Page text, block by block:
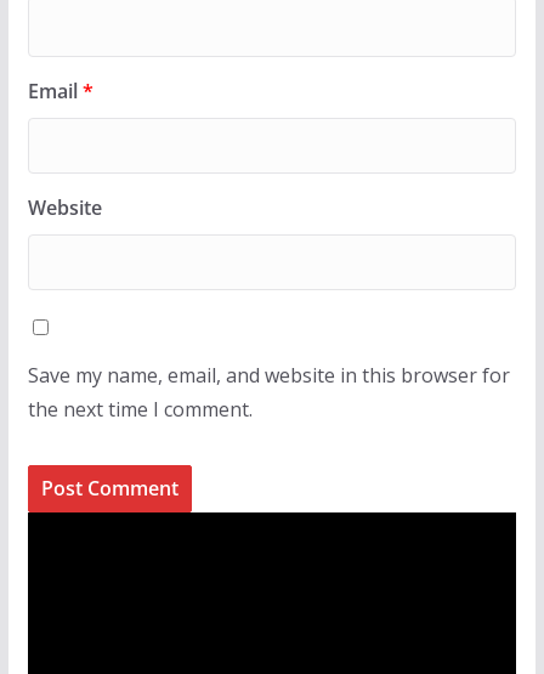
Email*
Website
Save my name, email, and website in this browser for
the next time I comment.